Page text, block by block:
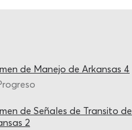
de Manejo de Arkansas 4
de Señales de Transito de
2